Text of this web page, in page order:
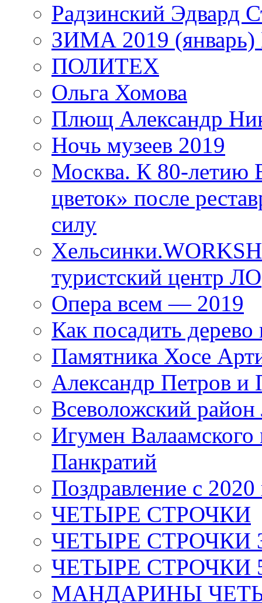
Радзинский Эдвард
ЗИМА 2019 (январь)
ПОЛИТЕХ
Ольга Хомова
Плющ Александр
Ночь музеев 2019
Москва. К 80-
цветок» после
силу
туристский центр ЛО
Опера всем — 2019
Как посадить дерево
Памятника Хосе
Александр Петров и
Всеволожский район
Игумен
Панкратий
Поздравление с 2020
ЧЕТЫРЕ СТРОЧКИ
ЧЕТЫРЕ СТРОЧКИ 3
ЧЕТЫРЕ СТРОЧКИ 5
МАНДАРИНЫ